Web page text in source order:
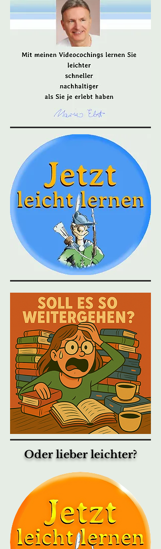
Oder lieber leichter?